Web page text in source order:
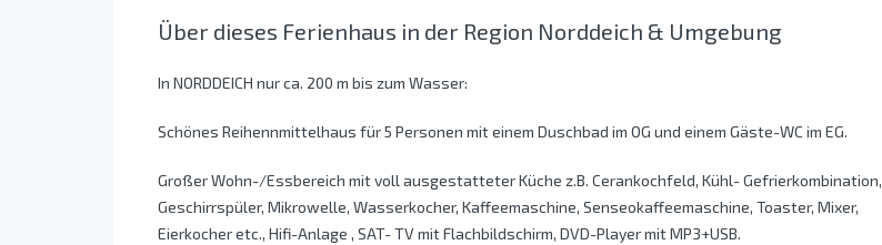
Über dieses Ferienhaus in der Region Norddeich & Umgebung
In NORDDEICH nur ca. 200 m bis zum Wasser:
Schönes Reihennmittelhaus für 5 Personen mit einem Duschbad im OG und einem Gäste-WC im EG.
Großer Wohn-/Essbereich mit voll ausgestatteter Küche z.B. Cerankochfeld, Kühl- Gefrierkombination,
Geschirrspüler, Mikrowelle, Wasserkocher, Kaffeemaschine, Senseokaffeemaschine, Toaster, Mixer,
Eierkocher etc., Hifi-Anlage , SAT- TV mit Flachbildschirm, DVD-Player mit MP3+USB.